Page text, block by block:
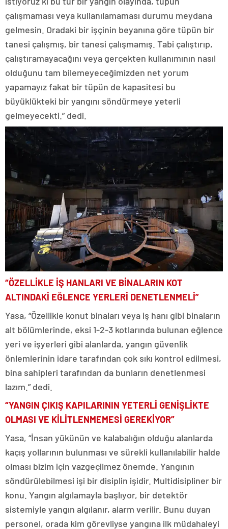
çalışmaması veya kullanılamaması durumu meydana
gelmesin. Oradaki bir işçinin beyanına göre tüpün bir
tanesi çalışmış, bir tanesi çalışmamış. Tabi çalıştırıp,
çalıştıramayacağını veya gerçekten kullanımının nasıl
olduğunu tam bilemeyeceğimizden net yorum
yapamayız fakat bir tüpün de kapasitesi bu
büyüklükteki bir yangını söndürmeye yeterli
gelmeyecekti.” dedi.
“ÖZELLİKLE İŞ HANLARI VE BİNALARIN KOT
ALTINDAKİ EĞLENCE YERLERİ DENETLENMELİ”
Yasa, “Özellikle konut binaları veya iş hanı gibi binaların
alt bölümlerinde, eksi 1-2-3 kotlarında bulunan eğlence
yeri ve işyerleri gibi alanlarda, yangın güvenlik
önlemlerinin idare tarafından çok sıkı kontrol edilmesi,
bina sahipleri tarafından da bunların denetlenmesi
lazım.” dedi.
“YANGIN ÇIKIŞ KAPILARININ YETERLİ GENİŞLİKTE
OLMASI VE KİLİTLENMEMESİ GEREKİYOR”
Yasa, “İnsan yükünün ve kalabalığın olduğu alanlarda
kaçış yollarının bulunması ve sürekli kullanılabilir halde
olması bizim için vazgeçilmez önemde. Yangının
söndürülebilmesi işi bir disiplin işidir. Multidisipliner bir
konu. Yangın algılamayla başlıyor, bir detektör
sistemiyle yangın algılanır, alarm verilir. Bunu duyan
personel, orada kim görevliyse yangına ilk müdahaleyi